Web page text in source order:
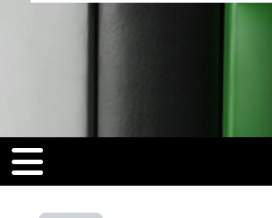
[[nav-toggle]]
toggle]]